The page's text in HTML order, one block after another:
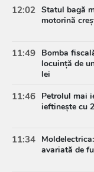
12:02 Statul bagă
motorină
11:49 Bomba
locuință de
lei
11:46 Petrolul mai
ieftinește cu
11:34
avariată de